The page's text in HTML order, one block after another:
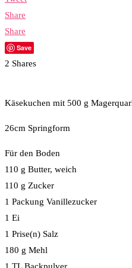
Share
Share
Save
2 Shares
Käsekuchen mit 500 g
26cm Springform
Für den Boden
110 g Butter, weich
110 g Zucker
1 Packung Vanillezucker
1 Ei
1 Prise(n) Salz
180 g Mehl